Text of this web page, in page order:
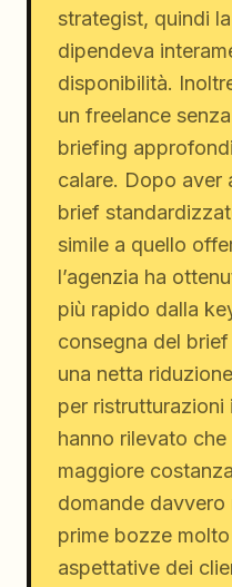
strategist, quindi
dipendeva
disponibilità.
un freelance
briefing
calare. Dopo
brief
simile a quello
l’agenzia ha
più rapido dalla
consegna del
una netta
per
hanno rilevato
maggiore
domande
prime bozze
aspettative dei